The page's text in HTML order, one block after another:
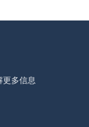
多信息